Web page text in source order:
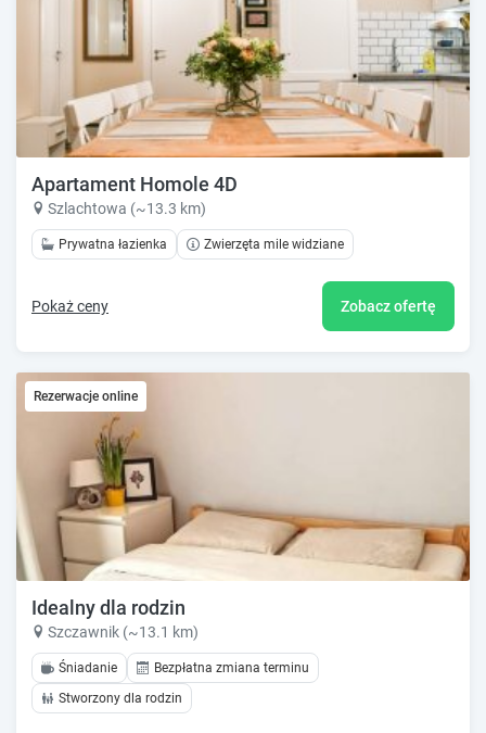
Apartament Homole 4D
Szlachtowa (~13.3 km)
Prywatna łazienka Zwierzęta mile widziane
Pokaż ceny Zobacz ofertę
Rezerwacje online
Idealny dla rodzin
Szczawnik (~13.1 km)
Śniadanie
Bezpłatna zmiana terminu
Stworzony dla rodzin